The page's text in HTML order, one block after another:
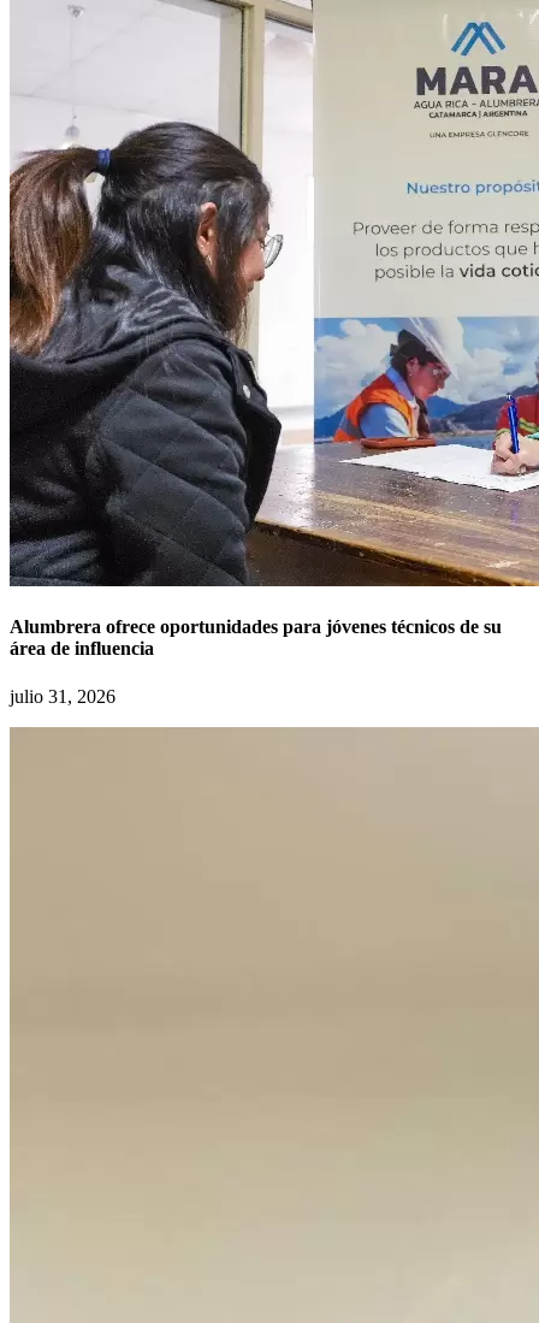
Alumbrera ofrece oportunidades para jóvenes técnicos de su
área de influencia
julio 31, 2026